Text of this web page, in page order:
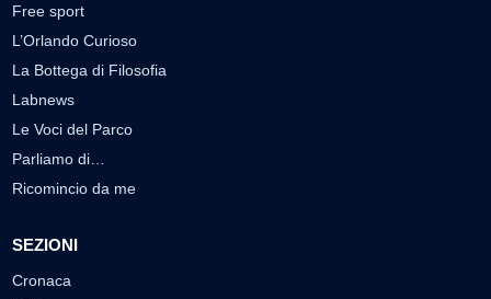
Free sport
L’Orlando Curioso
La Bottega di Filosofia
Labnews
Le Voci del Parco
Parliamo di…
Ricomincio da me
SEZIONI
Cronaca